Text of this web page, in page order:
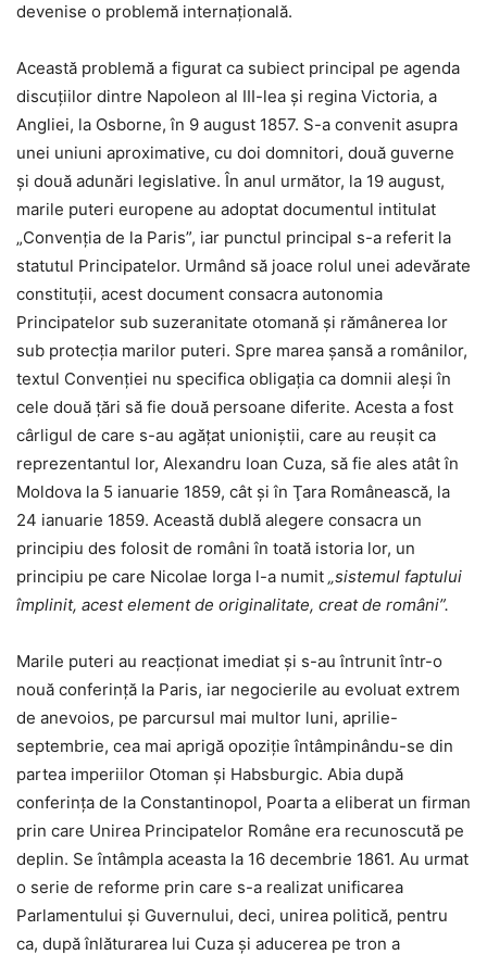
devenise o problemă internaţională.
Această problemă a figurat ca subiect principal pe agenda
discuţiilor dintre Napoleon al III-lea şi regina Victoria, a
Angliei, la Osborne, în 9 august 1857. S-a convenit asupra
unei uniuni aproximative, cu doi domnitori, două guverne
şi două adunări legislative. În anul următor, la 19 august,
marile puteri europene au adoptat documentul intitulat
„Convenţia de la Paris”, iar punctul principal s-a referit la
statutul Principatelor. Urmând să joace rolul unei adevărate
constituţii, acest document consacra autonomia
Principatelor sub suzeranitate otomană şi rămânerea lor
sub protecţia marilor puteri. Spre marea şansă a românilor,
textul Convenţiei nu specifica obligaţia ca domnii aleşi în
cele două ţări să fie două persoane diferite. Acesta a fost
cârligul de care s-au agăţat unioniştii, care au reuşit ca
reprezentantul lor, Alexandru Ioan Cuza, să fie ales atât în
Moldova la 5 ianuarie 1859, cât şi în Ţara Românească, la
24 ianuarie 1859. Această dublă alegere consacra un
principiu des folosit de români în toată istoria lor, un
principiu pe care Nicolae Iorga l-a numit „sistemul faptului
împlinit, acest element de originalitate, creat de români”.
Marile puteri au reacţionat imediat şi s-au întrunit într-o
nouă conferinţă la Paris, iar negocierile au evoluat extrem
de anevoios, pe parcursul mai multor luni, aprilie-
septembrie, cea mai aprigă opoziţie întâmpinându-se din
partea imperiilor Otoman şi Habsburgic. Abia după
conferinţa de la Constantinopol, Poarta a eliberat un firman
prin care Unirea Principatelor Române era recunoscută pe
deplin. Se întâmpla aceasta la 16 decembrie 1861. Au urmat
o serie de reforme prin care s-a realizat unificarea
Parlamentului şi Guvernului, deci, unirea politică, pentru
ca, după înlăturarea lui Cuza şi aducerea pe tron a